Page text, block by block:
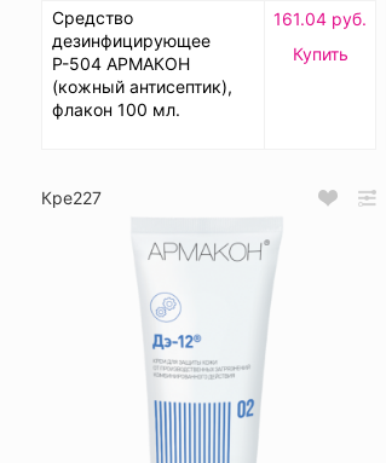
Средство
дезинфицирующее
Р-504 АРМАКОН
(кожный антисептик),
флакон 100 мл.
161.04 руб.
Купить
Кре227